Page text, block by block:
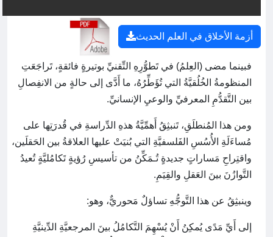
أزمة الأخلاق في العلم الحديث
فبينما مضى (العِلمُ) في تَطوُّرِهِ التِّقنيِّ بوتيرةٍ فائقةٍ، تَراجَعَتِ
المنظومةُ الخُلُقيَّةُ التي تُؤَطِّرُهُ، ما أَدَّى إلى حالةٍ من الانفِصالِ
بين التَّقدُّمِ المعرفيِّ والوعيِ الإنسانيِّ.
ومن هذا المُنطلَقِ، تَنبثِقُ أَهمِّيَّةُ هذهِ الدِّراسةِ في قُدرَتِها على
مُساءَلَةِ الأُسُسِ الفَلسفيَّةِ التي بُنيَتْ عليها العلاقةُ بين الحَقلَين،
واقتِراحِ مَساراتٍ جديدةٍ تُـمَكِّنُ من تأسيسِ رُؤيةٍ تَكامُليَّةٍ تُعيدُ
التَّوازُنَ بينَ العَقلِ والقِيَمِ.
وينبثِقُ عن هذا التَّوجُّهِ تساؤلٌ مَحوريٌّ، وهو:
إلى أَيِّ مَدًى يُمكِنُ أَنْ يُسْهِمَ التَّكامُلُ بينَ المرجعيَّةِ الدِّينيَّةِ